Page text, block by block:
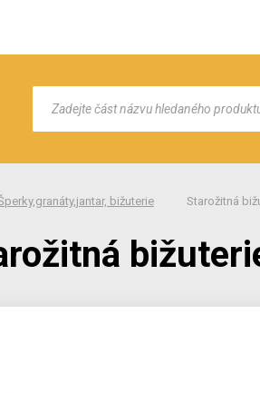
bižuterie Starožitná